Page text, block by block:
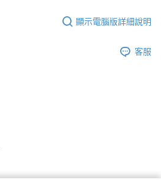
止該用戶之使用額度並採取法律行動。
顯示電腦版詳細說明
客服